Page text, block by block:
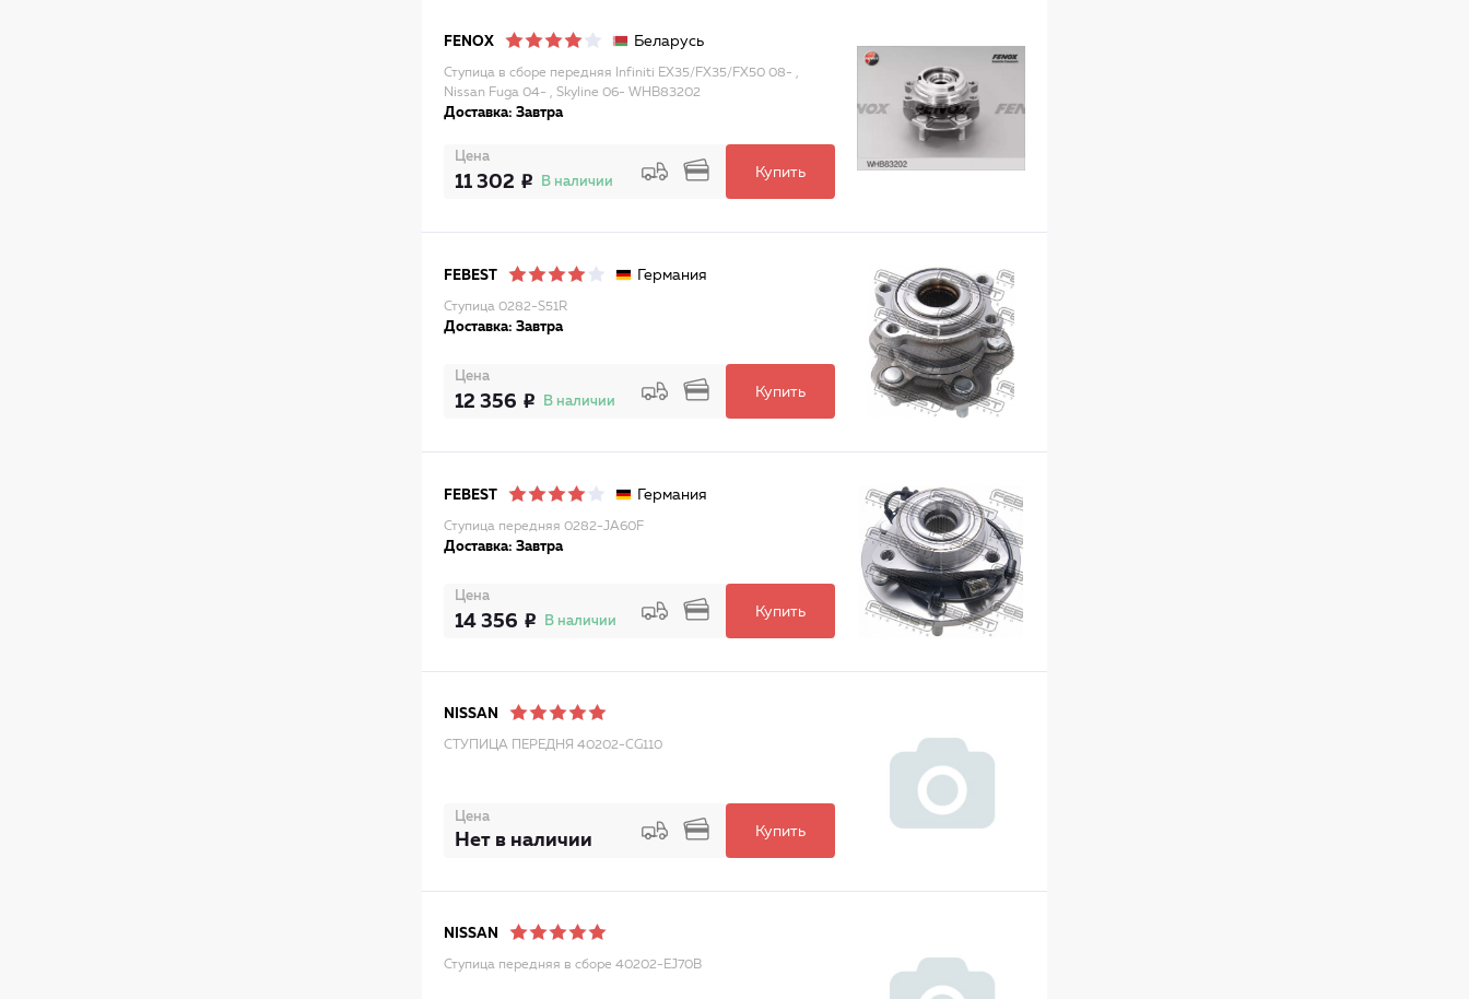
FENOX Беларусь
Ступица в сборе передняя Infiniti EX35/FX35/FX50 08- ,
Nissan Fuga 04- , Skyline 06- WHB83202
Доставка: Завтра
Цена
11 302 В наличии
Купить
FEBEST Германия
Ступица 0282-S51R
Доставка: Завтра
Цена
12 356 В наличии
Купить
FEBEST Германия
Ступица передняя 0282-JA60F
Доставка: Завтра
Цена
14 356 В наличии
Купить
NISSAN
СТУПИЦА ПЕРЕДНЯ 40202-CG110
Цена
Нет в наличии Купить
NISSAN
Ступица передняя в сборе 40202-EJ70B